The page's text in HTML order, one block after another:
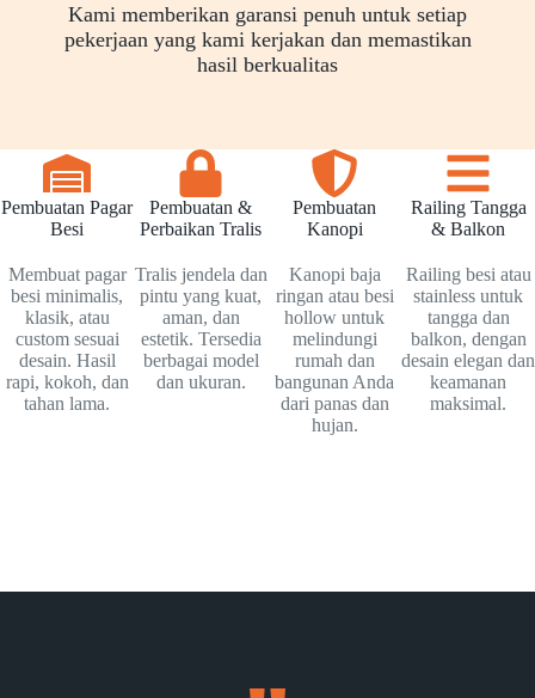
Kami memberikan garansi penuh untuk setiap
pekerjaan yang kami kerjakan dan memastikan
hasil berkualitas
Pembuatan Pagar
Besi
Membuat pagar
besi minimalis,
klasik, atau
custom sesuai
desain. Hasil
rapi, kokoh, dan
tahan lama.
Pembuatan &
Perbaikan Tralis
Tralis jendela dan
pintu yang kuat,
aman, dan
estetik. Tersedia
berbagai model
dan ukuran.
Pembuatan
Kanopi
Kanopi baja
ringan atau besi
hollow untuk
melindungi
rumah dan
bangunan Anda
dari panas dan
hujan.
Railing Tangga
& Balkon
Railing besi atau
stainless untuk
tangga dan
balkon, dengan
desain elegan dan
keamanan
maksimal.